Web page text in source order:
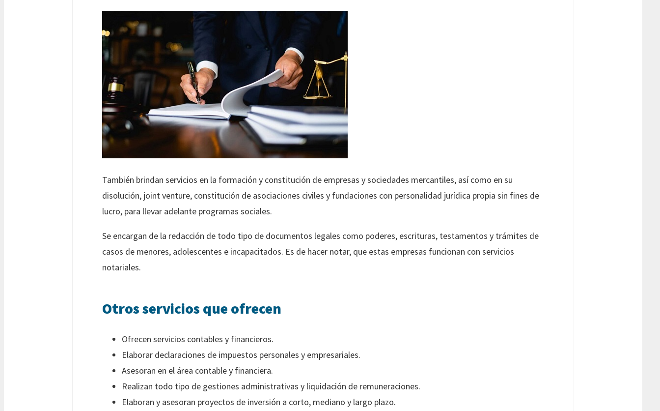
También brindan servicios en la formación y constitución de empresas y sociedades mercantiles, así como en su
disolución, joint venture, constitución de asociaciones civiles y fundaciones con personalidad jurídica propia sin fines de
lucro, para llevar adelante programas sociales.
Se encargan de la redacción de todo tipo de documentos legales como poderes, escrituras, testamentos y trámites de
casos de menores, adolescentes e incapacitados. Es de hacer notar, que estas empresas funcionan con servicios
notariales.
Otros servicios que ofrecen
Ofrecen servicios contables y financieros.
Elaborar declaraciones de impuestos personales y empresariales.
Asesoran en el área contable y financiera.
Realizan todo tipo de gestiones administrativas y liquidación de remuneraciones.
Elaboran y asesoran proyectos de inversión a corto, mediano y largo plazo.